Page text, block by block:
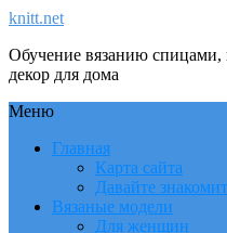
knitt.net
Обучение вязанию
декор для дома
Меню
Главная
Карта сайта
Давайте
Вязаные модели
Для женщин